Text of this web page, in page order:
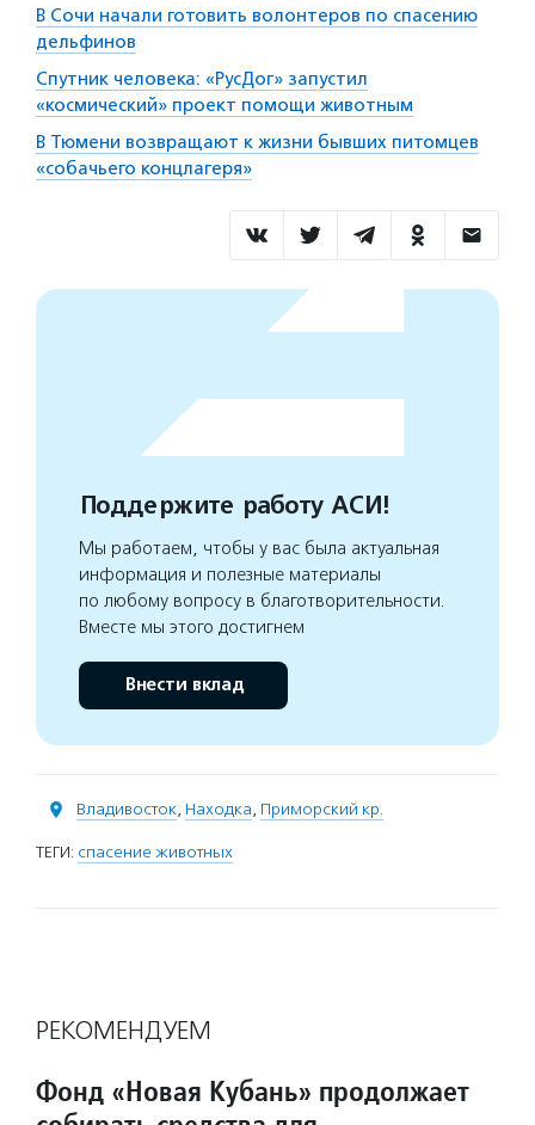
В Сочи начали готовить волонтеров по спасению
дельфинов
Спутник человека: «РусДог» запустил
«космический» проект помощи животным
В Тюмени возвращают к жизни бывших питомцев
«собачьего концлагеря»
Поддержите работу АСИ!
Мы работаем, чтобы у вас была актуальная
информация и полезные материалы
по любому вопросу в благотворительности.
Вместе мы этого достигнем
Внести вклад
Владивосток, Находка, Приморский кр.
ТЕГИ: спасение животных
РЕКОМЕНДУЕМ
Фонд «Новая Кубань» продолжает